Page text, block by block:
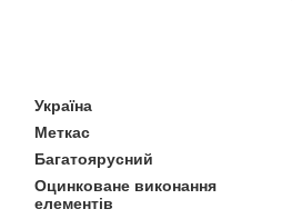
Україна
Меткас
Багатоярусний
Оцинковане виконання
елементів